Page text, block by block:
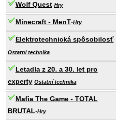
Wolf Quest-Hry
Minecraft - MenT-Hry
Elektrotechnická spôsobilosť-
Ostatní technika
Letadla z 20. a 30. let pro
experty-Ostatní technika
Mafia The Game - TOTAL
BRUTAL-Hry